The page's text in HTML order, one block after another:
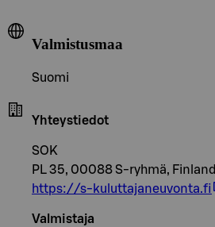
Valmistusmaa
Suomi
Yhteystiedot
SOK
PL 35, 00088 S-ryhmä, Finland
https://s-kuluttajaneuvonta.fi
Valmistaja